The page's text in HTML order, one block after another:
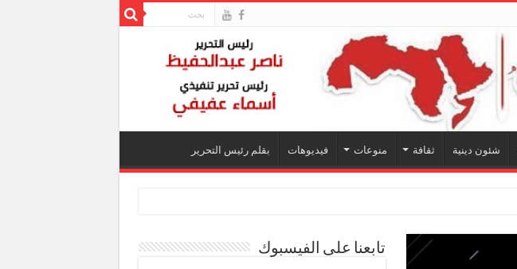
شئون دينية ثقافة منوعات فيديوهات بقلم رئيس التحرير
تابعنا على الفيسبوك